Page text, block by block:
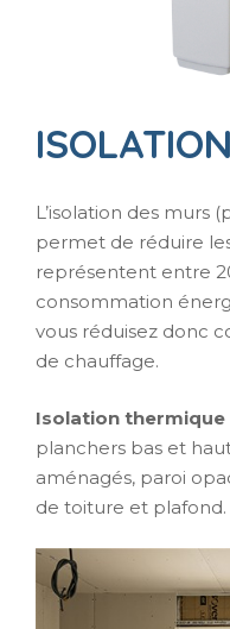
ISOLATION
L’isolation des murs
permet de réduire
représentent entre
consommation
vous réduisez donc
de chauffage.
Isolation thermique
planchers bas et
aménagés, paroi
de toiture et plafond.